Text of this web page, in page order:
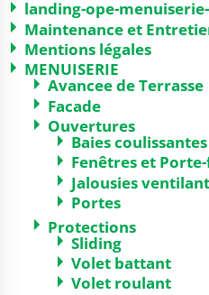
landing-ope-
Maintenance et
Mentions légales
MENUISERIE
Avancee de Terrasse
Facade
Ouvertures
Baies coulissantes
Fenêtres et
Jalousies
Portes
Protections
Sliding
Volet battant
Volet roulant